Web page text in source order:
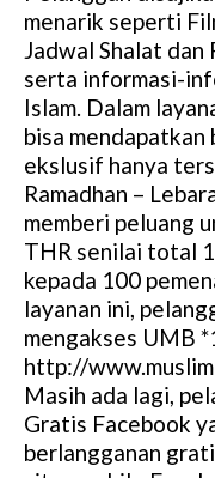
menarik seperti
Jadwal Shalat dan
serta informasi-
Islam. Dalam
bisa mendapatkan
ekslusif hanya
Ramadhan –
memberi peluang
THR senilai total
kepada 100
layanan ini,
mengakses UMB
http://
Masih ada lagi,
Gratis Facebook
berlangganan